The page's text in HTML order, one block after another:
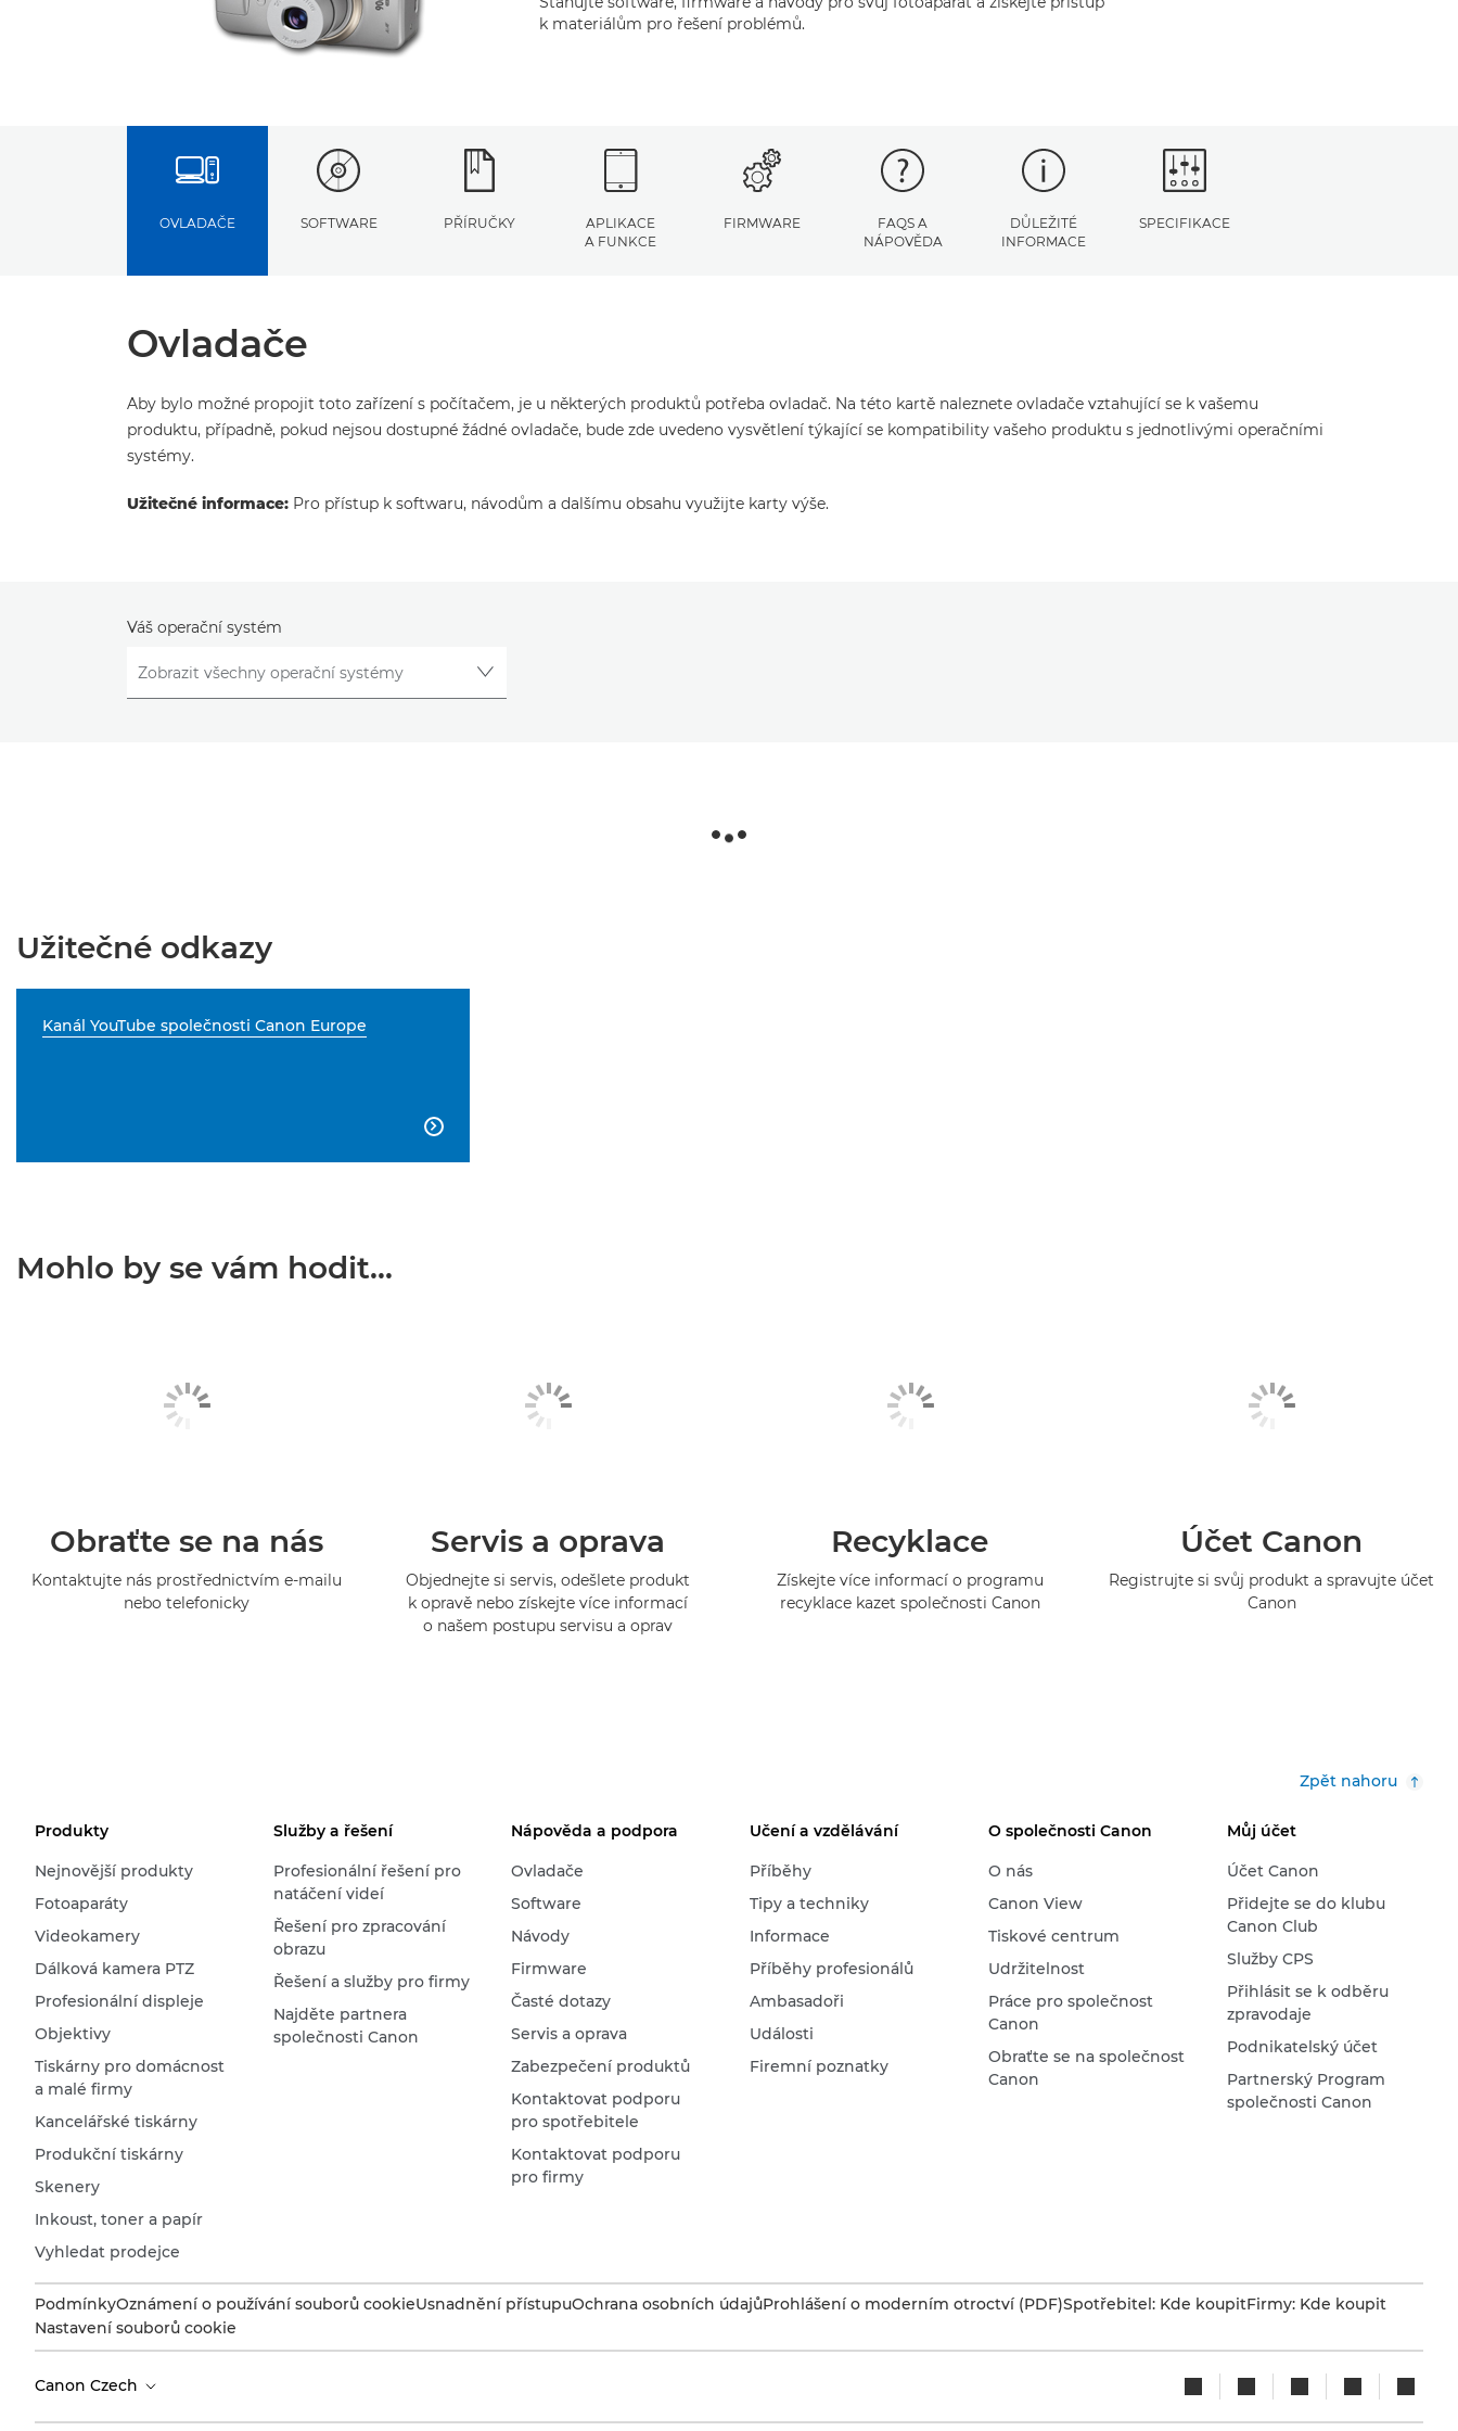
k materiálům pro řešení problémů.
OVLADAČE SOFTWARE PŘÍRUČKY
APLIKACE
A FUNKCE
FIRMWARE
FAQS A
NÁPOVĚDA
DŮLEŽITÉ
INFORMACE
SPECIFIKACE
Ovladače
Aby bylo možné propojit toto zařízení s počítačem, je u některých produktů potřeba ovladač. Na této kartě naleznete ovladače vztahující se k vašemu
produktu, případně, pokud nejsou dostupné žádné ovladače, bude zde uvedeno vysvětlení týkající se kompatibility vašeho produktu s jednotlivými operačními
systémy.
Užitečné informace: Pro přístup k softwaru, návodům a dalšímu obsahu využijte karty výše.
Váš operační systém
Užitečné odkazy
Kanál YouTube společnosti Canon Europe

Mohlo by se vám hodit...
Obraťte se na nás
Kontaktujte nás prostřednictvím e-mailu
nebo telefonicky
Servis a oprava
Objednejte si servis, odešlete produkt
k opravě nebo získejte více informací
o našem postupu servisu a oprav
Recyklace
Získejte více informací o programu
recyklace kazet společnosti Canon
Účet Canon
Registrujte si svůj produkt a spravujte účet
Canon
Zpět nahoru
Produkty
Nejnovější produkty
Fotoaparáty
Videokamery
Dálková kamera PTZ
Profesionální displeje
Objektivy
Tiskárny pro domácnost
a malé firmy
Kancelářské tiskárny
Produkční tiskárny
Skenery
Inkoust, toner a papír
Vyhledat prodejce
Služby a řešení
Profesionální řešení pro
natáčení videí
Řešení pro zpracování
obrazu
Řešení a služby pro firmy
Najděte partnera
společnosti Canon
Nápověda a podpora
Ovladače
Software
Návody
Firmware
Časté dotazy
Servis a oprava
Zabezpečení produktů
Kontaktovat podporu
pro spotřebitele
Kontaktovat podporu
pro firmy
Učení a vzdělávání
Příběhy
Tipy a techniky
Informace
Příběhy profesionálů
Ambasadoři
Události
Firemní poznatky
O společnosti Canon
O nás
Canon View
Tiskové centrum
Udržitelnost
Práce pro společnost
Canon
Obraťte se na společnost
Canon
Můj účet
Účet Canon
Přidejte se do klubu
Canon Club
Služby CPS
Přihlásit se k odběru
zpravodaje
Podnikatelský účet
Partnerský Program
společnosti Canon
PodmínkyOznámení o používání souborů cookieUsnadnění přístupuOchrana osobních údajůProhlášení o moderním otroctví (PDF)Spotřebitel: Kde koupitFirmy: Kde koupit
Nastavení souborů cookie
Canon Czech